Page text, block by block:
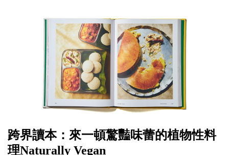
跨界讀本：來一頓驚豔味蕾的植物性料
理Naturally Vegan